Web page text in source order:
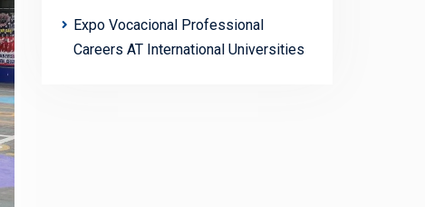
Expo Vocacional Professional
Careers AT International Universities